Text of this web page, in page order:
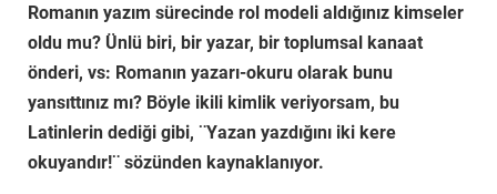
Romanın yazım sürecinde rol modeli aldığınız kimseler
oldu mu? Ünlü biri, bir yazar, bir toplumsal kanaat
önderi, vs: Romanın yazarı-okuru olarak bunu
yansıttınız mı? Böyle ikili kimlik veriyorsam, bu
Latinlerin dediği gibi, ¨Yazan yazdığını iki kere
okuyandır!¨ sözünden kaynaklanıyor.